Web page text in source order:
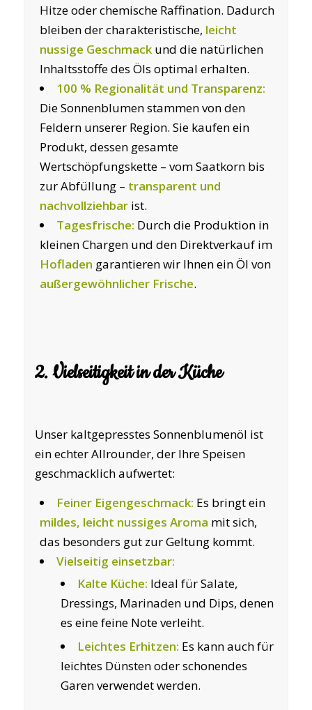
Hitze oder chemische Raffination. Dadurch
bleiben der charakteristische, leicht
nussige Geschmackund die natürlichen
Inhaltsstoffe des Öls optimal erhalten.
100 % Regionalität und Transparenz:
Die Sonnenblumen stammen von den
Feldern unserer Region. Sie kaufen ein
Produkt, dessen gesamte
Wertschöpfungskette – vom Saatkorn bis
zur Abfüllung – transparent und
nachvollziehbarist.
Tagesfrische: Durch die Produktion in
kleinen Chargen und den Direktverkauf im
Hofladen garantieren wir Ihnen ein Öl von
außergewöhnlicher Frische.
2. Vielseitigkeit in der Küche
Unser kaltgepresstes Sonnenblumenöl ist
ein echter Allrounder, der Ihre Speisen
geschmacklich aufwertet:
Feiner Eigengeschmack: Es bringt ein
mildes, leicht nussiges Aroma mit sich,
das besonders gut zur Geltung kommt.
Vielseitig einsetzbar:
Kalte Küche: Ideal für Salate,
Dressings, Marinaden und Dips, denen
es eine feine Note verleiht.
Leichtes Erhitzen: Es kann auch für
leichtes Dünsten oder schonendes
Garen verwendet werden.